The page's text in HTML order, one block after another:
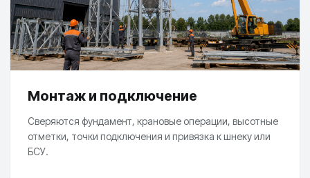
Монтаж и подключение
Сверяются фундамент, крановые операции, высотные
отметки, точки подключения и привязка к шнеку или
БСУ.